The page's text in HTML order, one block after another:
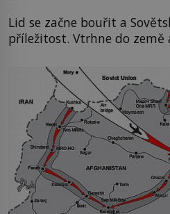
Lid se začne bouřit a
příležitost. Vtrhne do